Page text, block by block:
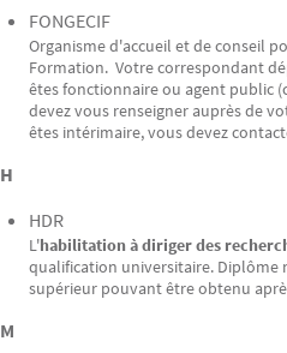
FONGECIF
Organisme d'accueil et de conseil
Formation. Votre correspondant
êtes fonctionnaire ou agent public
devez vous renseigner auprès de
êtes intérimaire, vous devez
H
HDR
L'habilitation à diriger des
qualification universitaire. Diplôme
supérieur pouvant être obtenu
M